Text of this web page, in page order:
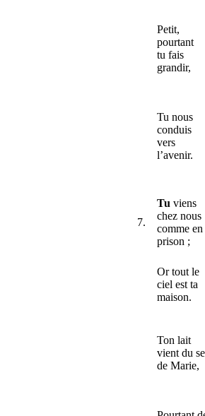
Petit,
pourtant
tu fais
grandir,
Tu nous
conduis
vers
l’avenir.
7.
Tu viens
chez nous
comme en
prison ;
Or tout le
ciel est ta
maison.
Ton lait
vient du
de Marie,